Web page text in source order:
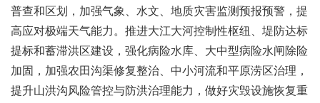
普查和区划，加强气象、水文、地质灾害监测预报预警，提
高应对极端天气能力。推进大江大河控制性枢纽、堤防达标
提标和蓄滞洪区建设，强化病险水库、大中型病险水闸除险
加固，加强农田沟渠修复整治、中小河流和平原涝区治理，
提升山洪沟风险管控与防洪治理能力，做好灾毁设施恢复重